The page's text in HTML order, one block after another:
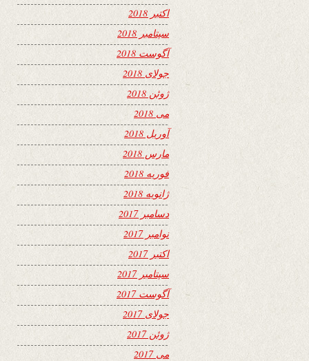
اکتبر 2018
سپتامبر 2018
آگوست 2018
جولای 2018
ژوئن 2018
می 2018
آوریل 2018
مارس 2018
فوریه 2018
ژانویه 2018
دسامبر 2017
نوامبر 2017
اکتبر 2017
سپتامبر 2017
آگوست 2017
جولای 2017
ژوئن 2017
می 2017